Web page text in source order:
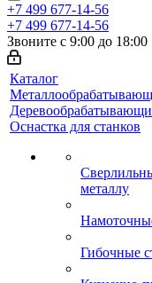
+7 499 677-14-56
+7 499 677-14-56
Звоните с 9:00 до 18:00
Каталог
Оснастка для станков
металлу
Гибочные